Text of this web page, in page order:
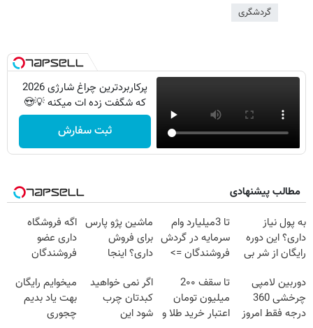
گردشگری
پرکاربردترین چراغ شارژی 2026
که شگفت زده ات میکنه 💡😍
ثبت سفارش
مطالب پیشنهادی
به پول نیاز
داری؟ این دوره
رایگان از شر بی
میکنه
تا 3میلیارد وام
سرمایه در گردش
فروشندگان =>
ثبت کن
ماشین پژو پارس
برای فروش
داری؟ اینجا
اگه فروشگاه
داری عضو
فروشندگان
میلیارد وام بگیر
دوربین لامپی
چرخشی 360
درجه فقط امروز
تا سقف 2۰۰
میلیون تومان
اعتبار خرید طلا و
اگر نمی خواهید
کبدتان چرب
شود این
میخوایم رایگان
بهت یاد بدیم
چجوری